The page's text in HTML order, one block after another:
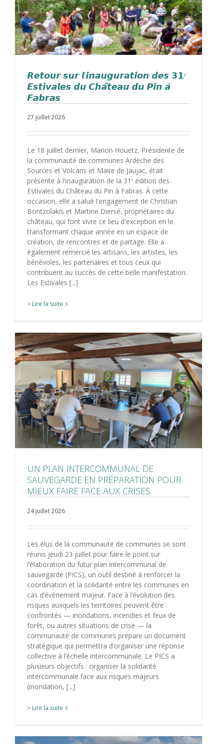
𝙍𝙚𝙩𝙤𝙪𝙧 𝙨𝙪𝙧 𝙡’𝙞𝙣𝙖𝙪𝙜𝙪𝙧𝙖𝙩𝙞𝙤𝙣 𝙙𝙚𝙨 𝟯𝟭ᵉ
𝙀𝙨𝙩𝙞𝙫𝙖𝙡𝙚𝙨 𝙙𝙪 𝘾𝙝𝙖̂𝙩𝙚𝙖𝙪 𝙙𝙪 𝙋𝙞𝙣 𝙖̀
𝙁𝙖𝙗𝙧𝙖𝙨
27 juillet 2026
Le 18 juillet dernier, Marion Houetz, Présidente de
la communauté de communes Ardèche des
Sources et Volcans et Maire de Jaujac, était
présente à l'inauguration de la 31ᵉ édition des
Estivales du Château du Pin à Fabras. À cette
occasion, elle a salué l'engagement de Christian
Bontzolakis et Martine Diersé, propriétaires du
château, qui font vivre ce lieu d'exception en le
transformant chaque année en un espace de
création, de rencontres et de partage. Elle a
également remercié les artisans, les artistes, les
bénévoles, les partenaires et tous ceux qui
contribuent au succès de cette belle manifestation.
Les Estivales [...]
> Lire la suite
UN PLAN INTERCOMMUNAL DE
SAUVEGARDE EN PRÉPARATION POUR
MIEUX FAIRE FACE AUX CRISES
24 juillet 2026
Les élus de la communauté de communes se sont
réunis jeudi 23 juillet pour faire le point sur
l’élaboration du futur plan intercommunal de
sauvegarde (PICS), un outil destiné à renforcer la
coordination et la solidarité entre les communes en
cas d’événement majeur. Face à l’évolution des
risques auxquels les territoires peuvent être
confrontés — inondations, incendies et feux de
forêt, ou autres situations de crise — la
communauté de communes prépare un document
stratégique qui permettra d’organiser une réponse
collective à l’échelle intercommunale. Le PICS a
plusieurs objectifs : organiser la solidarité
intercommunale face aux risques majeurs
(inondation, [...]
> Lire la suite